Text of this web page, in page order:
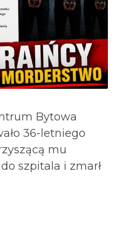
Bytowa
36-letniego
mu
szpitala i zmarł